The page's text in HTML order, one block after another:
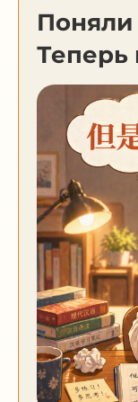
Поняли
Теперь